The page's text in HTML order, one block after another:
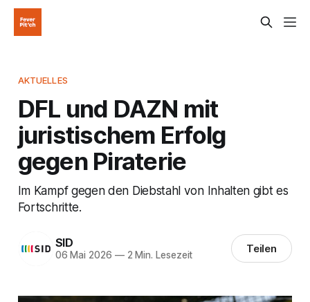
AKTUELLES
DFL und DAZN mit
juristischem Erfolg
gegen Piraterie
Im Kampf gegen den Diebstahl von Inhalten gibt es
Fortschritte.
SID
06 Mai 2026 —2 Min. Lesezeit Teilen